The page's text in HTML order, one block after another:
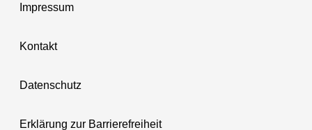
Impressum
Kontakt
Datenschutz
Erklärung zur Barrierefreiheit